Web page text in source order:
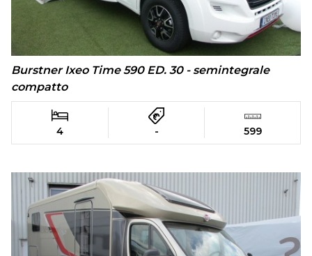
Burstner Ixeo Time 590 ED. 30 - semintegrale
compatto
4 - 599